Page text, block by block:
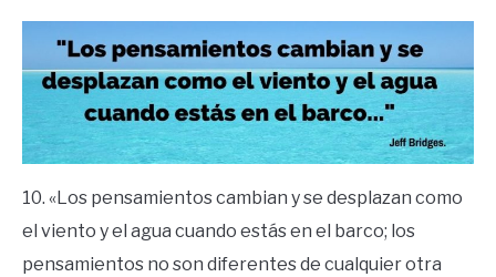
10. «Los pensamientos cambian y se desplazan como
el viento y el agua cuando estás en el barco; los
pensamientos no son diferentes de cualquier otra